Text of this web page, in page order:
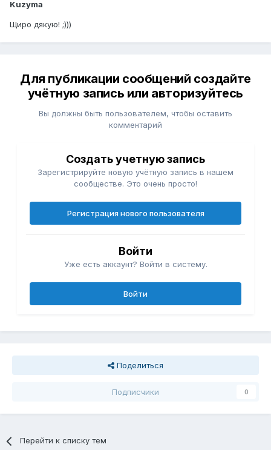
Kuzyma
Щиро дякую! ;)))
Для публикации сообщений создайте
учётную запись или авторизуйтесь
Вы должны быть пользователем, чтобы оставить
комментарий
Создать учетную запись
Зарегистрируйте новую учётную запись в нашем
сообществе. Это очень просто!
Регистрация нового пользователя
Войти
Уже есть аккаунт? Войти в систему.
Войти
Поделиться
Подписчики 0
Перейти к списку тем